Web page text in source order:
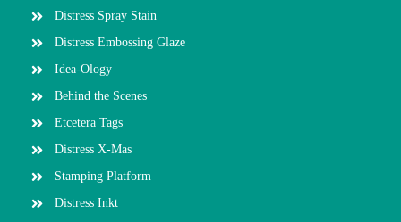
Distress Spray Stain
Distress Embossing Glaze
Idea-Ology
Behind the Scenes
Etcetera Tags
Distress X-Mas
Stamping Platform
Distress Inkt